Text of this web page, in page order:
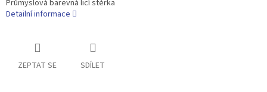
Průmyslová barevná licí stěrka
Detailní informace
ZEPTAT SE SDÍLET